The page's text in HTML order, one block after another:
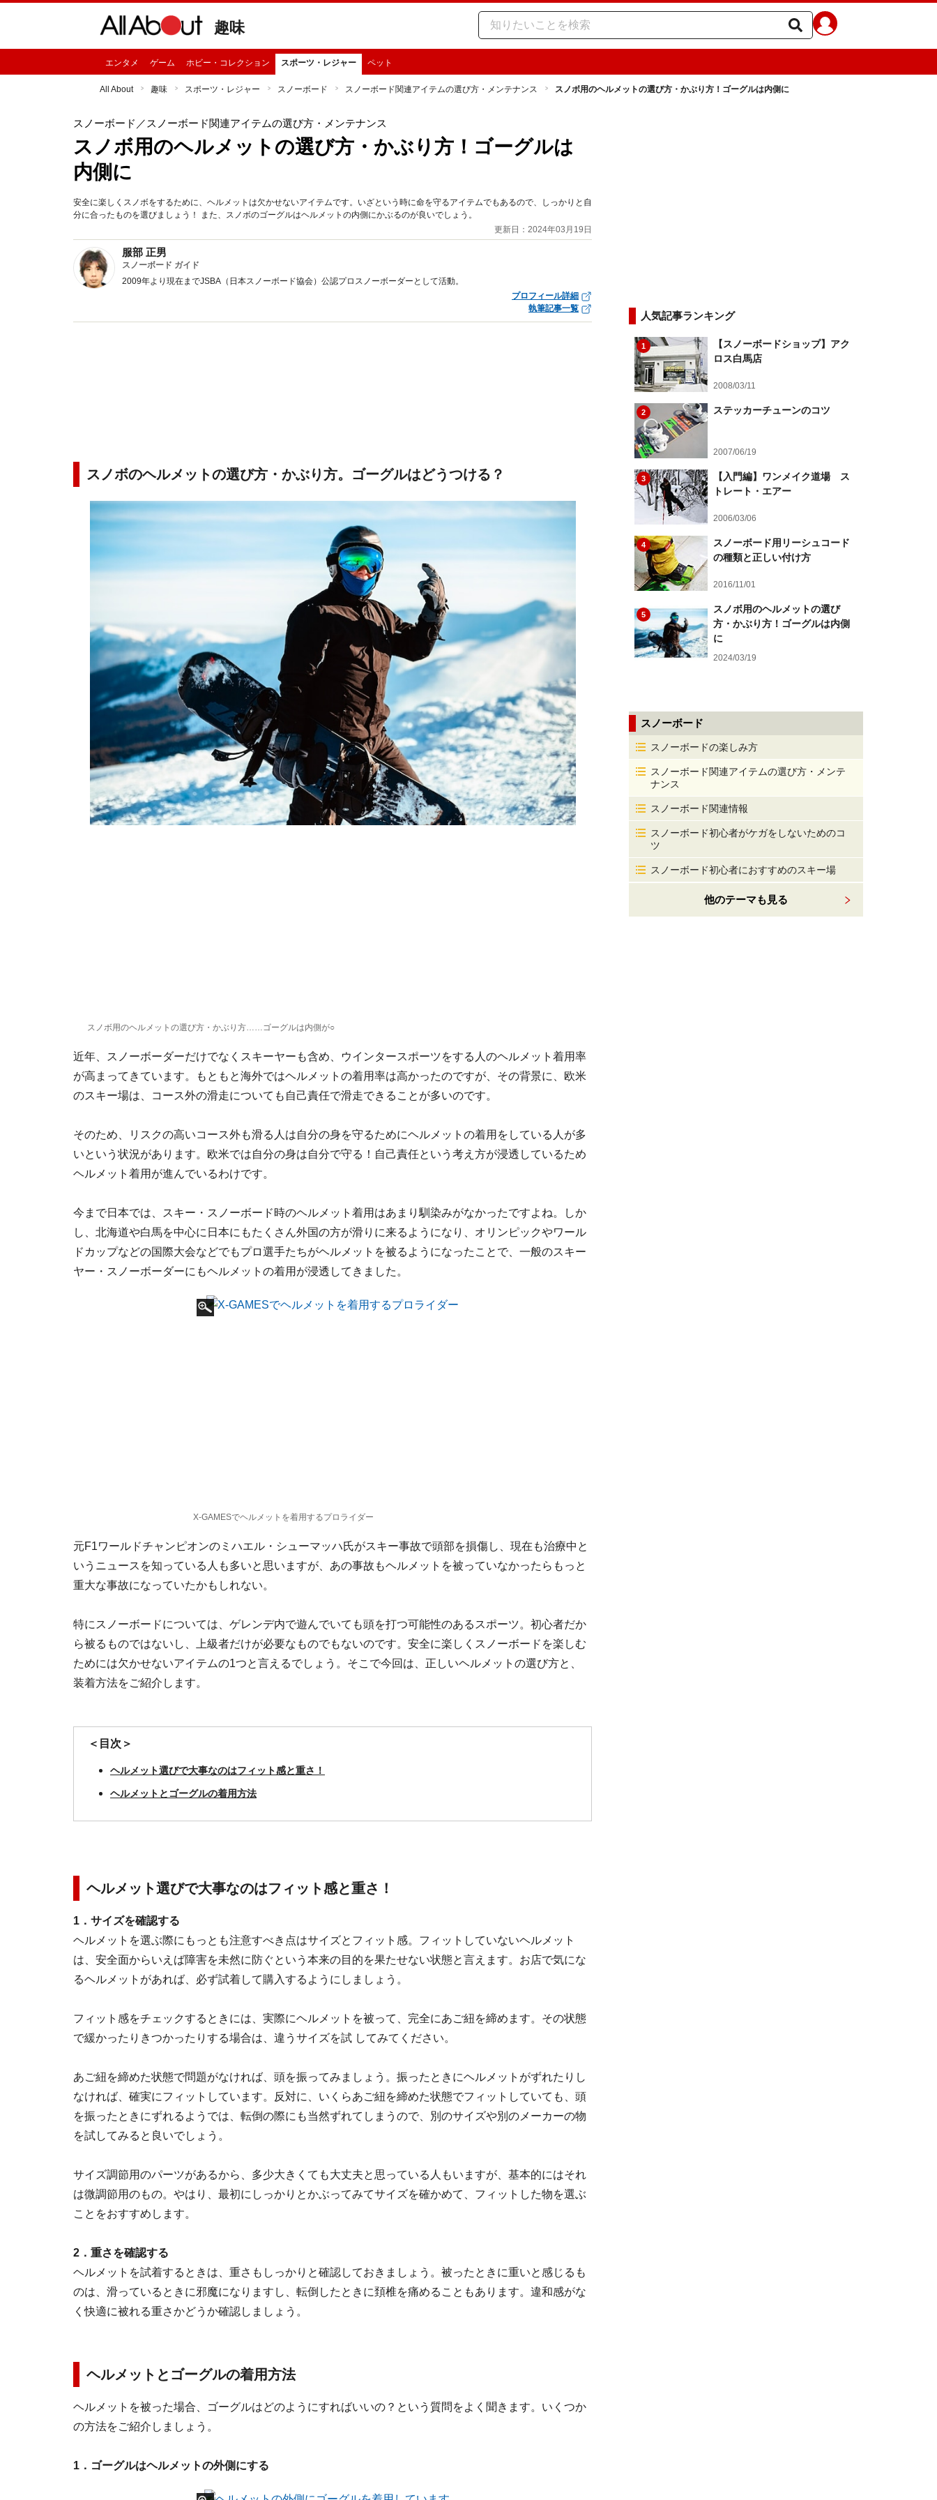
趣味
エンタメ ゲーム ホビー・コレクション スポーツ・レジャー ペット
All About 趣味 スポーツ・レジャー スノーボード スノーボード関連アイテムの選び方・メンテナンス スノボ用のヘルメットの選び方・かぶり方！ゴーグルは内側に
スノーボード ／スノーボード関連アイテムの選び方・メンテナンス
スノボ用のヘルメットの選び方・かぶり方！ゴーグルは
内側に
安全に楽しくスノボをするために、ヘルメットは欠かせないアイテムです。いざという時に命を守るアイテムでもあるので、しっかりと自
分に合ったものを選びましょう！ また、スノボのゴーグルはヘルメットの内側にかぶるのが良いでしょう。
更新日：2024年03月19日
服部 正男
スノーボード ガイド
2009年より現在までJSBA（日本スノーボード協会）公認プロスノーボーダーとして活動。
プロフィール詳細
執筆記事一覧
スノボのヘルメットの選び方・かぶり方。ゴーグルはどうつける？
スノボ用のヘルメットの選び方・かぶり方……ゴーグルは内側が○
近年、スノーボーダーだけでなくスキーヤーも含め、ウインタースポーツをする人のヘルメット着用率
が高まってきています。もともと海外ではヘルメットの着用率は高かったのですが、その背景に、欧米
のスキー場は、コース外の滑走についても自己責任で滑走できることが多いのです。
そのため、リスクの高いコース外も滑る人は自分の身を守るためにヘルメットの着用をしている人が多
いという状況があります。欧米では自分の身は自分で守る！自己責任という考え方が浸透しているため
ヘルメット着用が進んでいるわけです。
今まで日本では、スキー・スノーボード時のヘルメット着用はあまり馴染みがなかったですよね。しか
し、北海道や白馬を中心に日本にもたくさん外国の方が滑りに来るようになり、オリンピックやワール
ドカップなどの国際大会などでもプロ選手たちがヘルメットを被るようになったことで、一般のスキー
ヤー・スノーボーダーにもヘルメットの着用が浸透してきました。
X-GAMESでヘルメットを着用するプロライダー
元F1ワールドチャンピオンのミハエル・シューマッハ氏がスキー事故で頭部を損傷し、現在も治療中と
いうニュースを知っている人も多いと思いますが、あの事故もヘルメットを被っていなかったらもっと
重大な事故になっていたかもしれない。
特にスノーボードについては、ゲレンデ内で遊んでいても頭を打つ可能性のあるスポーツ。初心者だか
ら被るものではないし、上級者だけが必要なものでもないのです。安全に楽しくスノーボードを楽しむ
ためには欠かせないアイテムの1つと言えるでしょう。そこで今回は、正しいヘルメットの選び方と、
装着方法をご紹介します。
＜目次＞
ヘルメット選びで大事なのはフィット感と重さ！
ヘルメットとゴーグルの着用方法
ヘルメット選びで大事なのはフィット感と重さ！
1．サイズを確認する
ヘルメットを選ぶ際にもっとも注意すべき点はサイズとフィット感。フィットしていないヘルメット
は、安全面からいえば障害を未然に防ぐという本来の目的を果たせない状態と言えます。お店で気にな
るヘルメットがあれば、必ず試着して購入するようにしましょう。
フィット感をチェックするときには、実際にヘルメットを被って、完全にあご紐を締めます。その状態
で緩かったりきつかったりする場合は、違うサイズを試 してみてください。
あご紐を締めた状態で問題がなければ、頭を振ってみましょう。振ったときにヘルメットがずれたりし
なければ、確実にフィットしています。反対に、いくらあご紐を締めた状態でフィットしていても、頭
を振ったときにずれるようでは、転倒の際にも当然ずれてしまうので、別のサイズや別のメーカーの物
を試してみると良いでしょう。
サイズ調節用のパーツがあるから、多少大きくても大丈夫と思っている人もいますが、基本的にはそれ
は微調節用のもの。やはり、最初にしっかりとかぶってみてサイズを確かめて、フィットした物を選ぶ
ことをおすすめします。
2．重さを確認する
ヘルメットを試着するときは、重さもしっかりと確認しておきましょう。被ったときに重いと感じるも
のは、滑っているときに邪魔になりますし、転倒したときに頚椎を痛めることもあります。違和感がな
く快適に被れる重さかどうか確認しましょう。
ヘルメットとゴーグルの着用方法
ヘルメットを被った場合、ゴーグルはどのようにすればいいの？という質問をよく聞きます。いくつか
の方法をご紹介しましょう。
1．ゴーグルはヘルメットの外側にする
人気記事ランキング
1
【スノーボードショップ】アク
ロス白馬店
2008/03/11
2 ステッカーチューンのコツ
2007/06/19
3
【入門編】ワンメイク道場 ス
トレート・エアー
2006/03/06
4
スノーボード用リーシュコード
の種類と正しい付け方
2016/11/01
5
スノボ用のヘルメットの選び
方・かぶり方！ゴーグルは内側
に
2024/03/19
スノーボード
スノーボードの楽しみ方
スノーボード関連アイテムの選び方・メンテ
ナンス
スノーボード関連情報
スノーボード初心者がケガをしないためのコ
ツ
スノーボード初心者におすすめのスキー場
他のテーマも見る